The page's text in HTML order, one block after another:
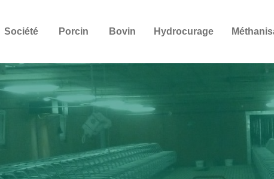
Société Porcin Bovin Hydrocurage